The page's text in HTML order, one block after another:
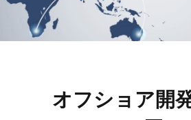
オフショア開